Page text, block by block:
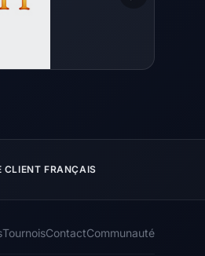
CLIENT FRANÇAIS
TournoisContactCommunauté